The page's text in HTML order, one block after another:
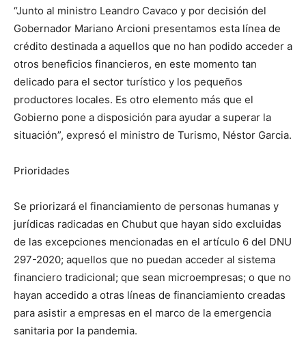
“Junto al ministro Leandro Cavaco y por decisión del
Gobernador Mariano Arcioni presentamos esta línea de
crédito destinada a aquellos que no han podido acceder a
otros beneficios financieros, en este momento tan
delicado para el sector turístico y los pequeños
productores locales. Es otro elemento más que el
Gobierno pone a disposición para ayudar a superar la
situación”, expresó el ministro de Turismo, Néstor Garcia.
Prioridades
Se priorizará el financiamiento de personas humanas y
jurídicas radicadas en Chubut que hayan sido excluidas
de las excepciones mencionadas en el artículo 6 del DNU
297-2020; aquellos que no puedan acceder al sistema
financiero tradicional; que sean microempresas; o que no
hayan accedido a otras líneas de financiamiento creadas
para asistir a empresas en el marco de la emergencia
sanitaria por la pandemia.